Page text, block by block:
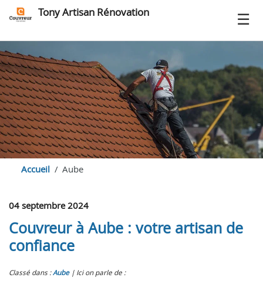
Tony Artisan Rénovation
Accueil Aube
04 septembre 2024
Couvreur à Aube : votre artisan de
confiance
Classé dans :Aube Ici on parle de :